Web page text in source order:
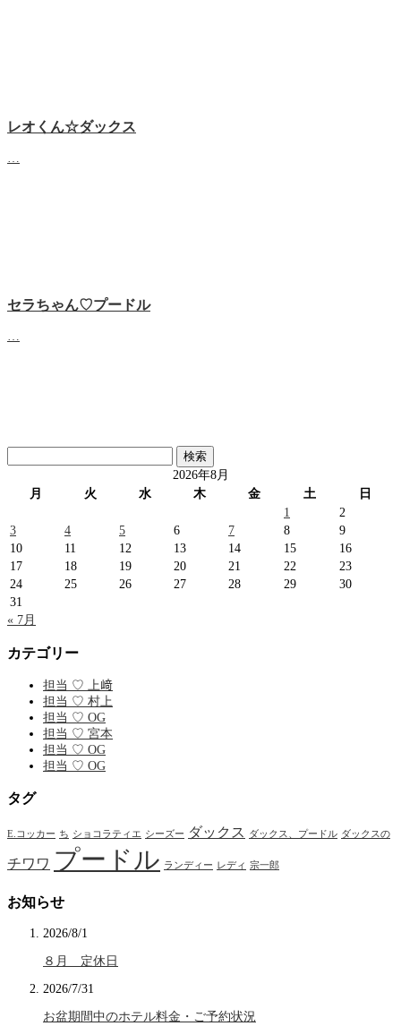
レオくん☆ダックス
セラちゃん♡プードル
索:
2026年8月
月
火 水 木 金 土
日
1
2
3
4 5 6 7 8
9
10
11 12 13 14 15
16
17
18 19 20 21 22
23
24
25 26 27 28 29
30
31
« 7月
カテゴリー
担当 ♡ 上﨑
担当 ♡ 村上
担当 ♡ OG
担当 ♡ 宮本
担当 ♡ OG
担当 ♡ OG
タグ
E.コッカー ち ショコラティエ シーズー ダックス ダックス、プードル ダックスの
チワワ プードル ランディー レディ 宗一郎
お知らせ
2026/8/1
８月 定休日
2026/7/31
お盆期間中のホテル料金・ご予約状況